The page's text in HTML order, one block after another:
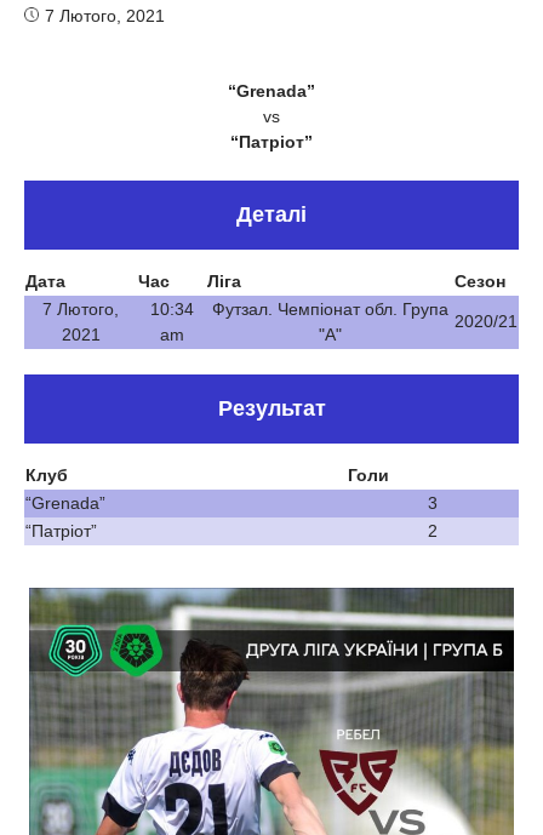
7 Лютого, 2021
“Grenada”
vs
“Патріот”
Деталі
Дата Час Ліга
Сезон
7 Лютого,
2021
10:34
am
Футзал. Чемпіонат обл. Група
"А"
2020/21
Результат
Клуб
Голи
“Grenada”
3
“Патріот”
2